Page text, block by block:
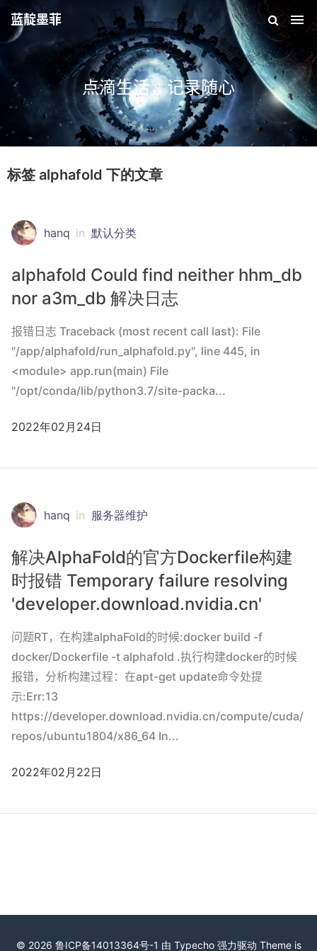
蓝靛墨菲
点滴生活，记录随心
标签 alphafold 下的文章
hanq in 默认分类
alphafold Could find neither hhm_db
nor a3m_db 解决日志
报错日志 Traceback (most recent call last): File
"/app/alphafold/run_alphafold.py", line 445, in
<module> app.run(main) File
"/opt/conda/lib/python3.7/site-packa...
2022年02月24日
hanq in 服务器维护
解决AlphaFold的官方Dockerfile构建
时报错 Temporary failure resolving
'developer.download.nvidia.cn'
问题RT，在构建alphaFold的时候:docker build -f
docker/Dockerfile -t alphafold .执行构建docker的时候
报错，分析构建过程：在apt-get update命令处提
示:Err:13
https://developer.download.nvidia.cn/compute/cuda/
repos/ubuntu1804/x86_64 In...
2022年02月22日
© 2026 鲁ICP备14013364号-1 由 Typecho强力驱动 Theme is